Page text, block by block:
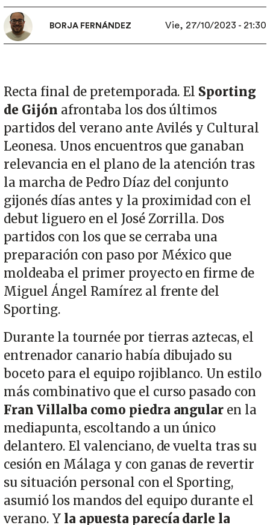
BORJA FERNÁNDEZ Vie, 27/10/2023 - 21:30
Recta final de pretemporada. El Sporting
de Gijón afrontaba los dos últimos
partidos del verano ante Avilés y Cultural
Leonesa. Unos encuentros que ganaban
relevancia en el plano de la atención tras
la marcha de Pedro Díaz del conjunto
gijonés días antes y la proximidad con el
debut liguero en el José Zorrilla. Dos
partidos con los que se cerraba una
preparación con paso por México que
moldeaba el primer proyecto en firme de
Miguel Ángel Ramírez al frente del
Sporting.
Durante la tournée por tierras aztecas, el
entrenador canario había dibujado su
boceto para el equipo rojiblanco. Un estilo
más combinativo que el curso pasado con
Fran Villalba como piedra angular en la
mediapunta, escoltando a un único
delantero. El valenciano, de vuelta tras su
cesión en Málaga y con ganas de revertir
su situación personal con el Sporting,
asumió los mandos del equipo durante el
verano. Yla apuesta parecía darle la